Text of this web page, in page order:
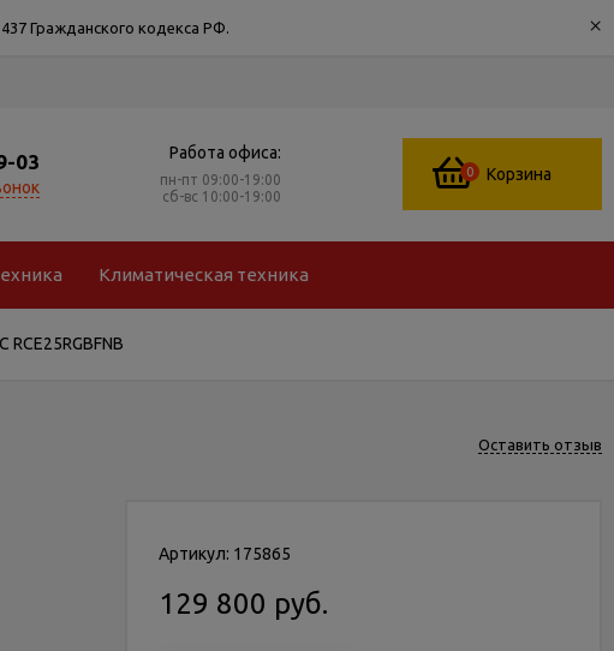
Гражданского кодекса РФ. ×
03 Работа офиса:
пн-пт 09:00-19:00
сб-вс 10:00-19:00
0 Корзина
Климатическая техника
RCE25RGBFNB
Оставить отзыв
Артикул: 175865
129 800 руб.